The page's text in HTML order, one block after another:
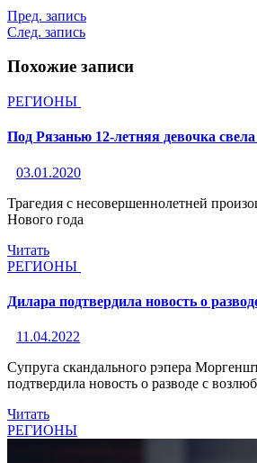
Пред. запись
След. запись
Похожие записи
РЕГИОНЫ
Под Рязанью 12-летняя девочка
03.01.2020
Трагедия с несовершеннолетней
Нового года
Читать
РЕГИОНЫ
Дилара подтвердила новость о
11.04.2022
Супруга скандального рэпера
подтвердила новость о разводе с
Читать
РЕГИОНЫ